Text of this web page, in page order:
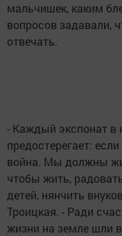
мальчишек, каким
вопросов задавали,
отвечать.
- Каждый экспонат в
предостерегает:
война. Мы должны
чтобы жить,
детей, нянчить
Троицкая. - Ради
жизни на земле шли